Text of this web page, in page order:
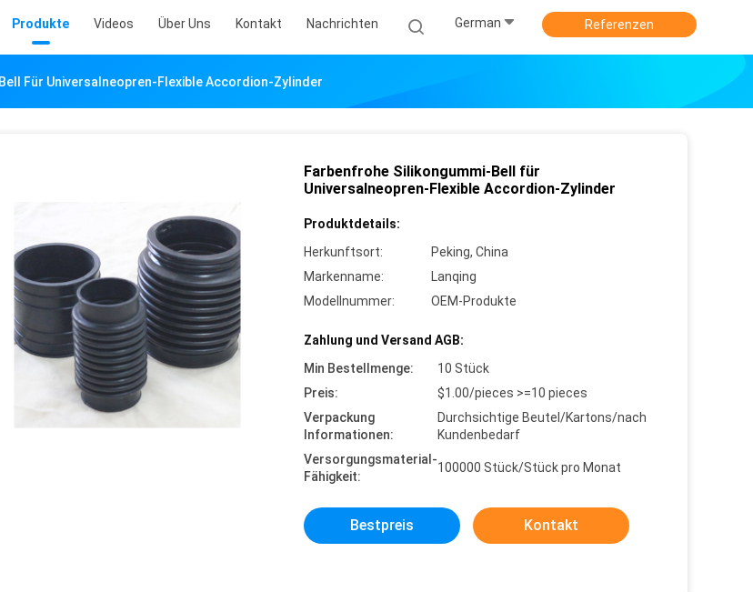
Produkte Videos Über Uns Kontakt Nachrichten German Referenzen
Für Universalneopren-Flexible Accordion-Zylinder
Farbenfrohe Silikongummi-Bell für
Universalneopren-Flexible Accordion-Zylinder
Produktdetails:
Herkunftsort:
Peking, China
Markenname:
Lanqing
Modellnummer:
OEM-Produkte
Zahlung und Versand AGB:
Min Bestellmenge:
10 Stück
Preis:
$1.00/pieces >=10 pieces
Verpackung
Informationen:
Durchsichtige Beutel/Kartons/nach
Kundenbedarf
Versorgungsmaterial-
Fähigkeit:
100000 Stück/Stück pro Monat
Bestpreis Kontakt